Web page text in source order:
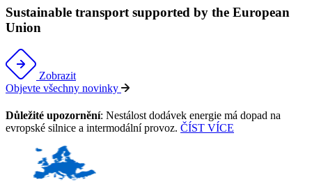
Sustainable transport supported by the European
Union
Zobrazit
Objevte všechny novinky
Důležité upozornění: Nestálost dodávek energie má dopad na
evropské silnice a intermodální provoz. ČÍST VÍCE